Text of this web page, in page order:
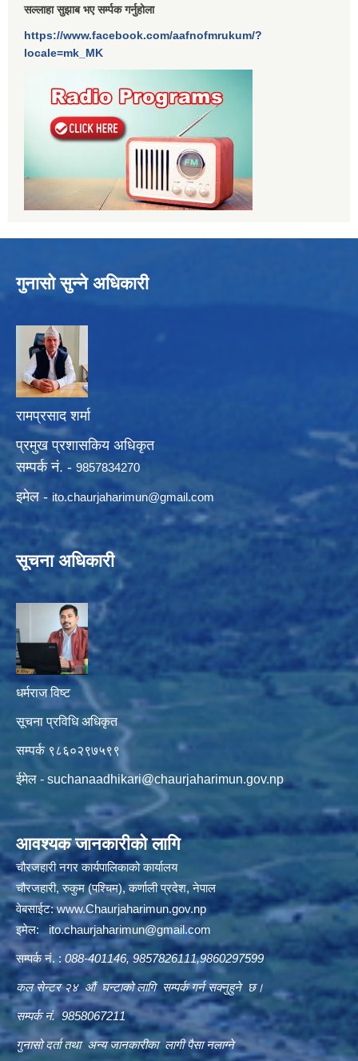
सल्लाहा सुझाब भए सर्म्पक गर्नुहोला
https://www.facebook.com/aafnofmrukum/?
locale=mk_MK
गुनासो सुन्ने अधिकारी
रामप्रसाद शर्मा
प्रमुख प्रशासकिय अधिकृत
सम्पर्क नं. - 9857834270
इमेल - ito.chaurjaharimun@gmail.com
सूचना अधिकारी
धर्मराज विष्ट
सूचना प्रविधि अधिकृत
सम्पर्क ९८६०२९७५९९
ईमेल - suchanaadhikari@chaurjaharimun.gov.np
आवश्यक जानकारीको लागि
चौरजहारी नगर कार्यपालिकाको कार्यालय
चौरजहारी, रुकुम (पश्चिम), कर्णाली प्रदेश, नेपाल
वेबसाईट:www.Chaurjaharimun.gov.np
इमेल:ito.chaurjaharimun@gmail.com
सम्पर्क नं. : 088-401146, 9857826111,9860297599
कल सेन्टर २४ औं घन्टाको लागि सम्पर्क गर्न सक्नुहुने छ।
सम्पर्क नं. 9858067211
गुनासो दर्ता तथा अन्य जानकारीका लागी पैसा नलाग्ने